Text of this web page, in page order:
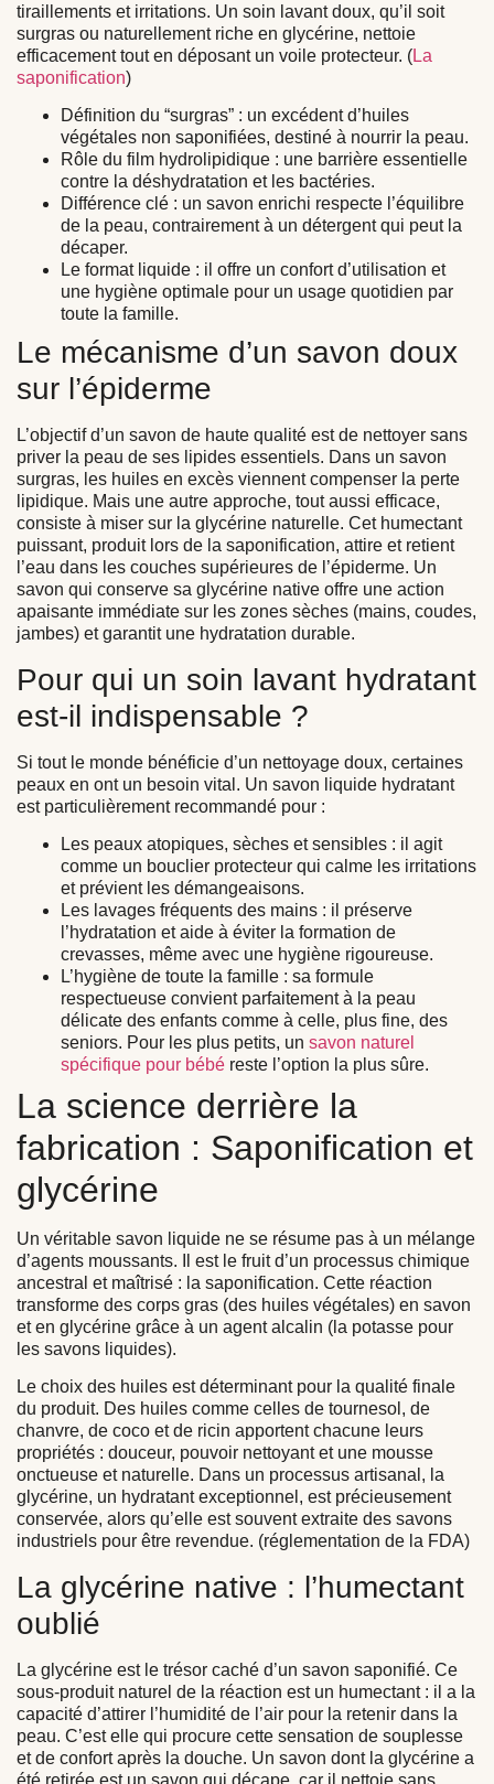
tiraillements et irritations. Un soin lavant doux, qu’il soit
surgras ou naturellement riche en glycérine, nettoie
efficacement tout en déposant un voile protecteur. (La
saponification)
Définition du “surgras” : un excédent d’huiles
végétales non saponifiées, destiné à nourrir la peau.
Rôle du film hydrolipidique : une barrière essentielle
contre la déshydratation et les bactéries.
Différence clé : un savon enrichi respecte l’équilibre
de la peau, contrairement à un détergent qui peut la
décaper.
Le format liquide : il offre un confort d’utilisation et
une hygiène optimale pour un usage quotidien par
toute la famille.
Le mécanisme d’un savon doux
sur l’épiderme
L’objectif d’un savon de haute qualité est de nettoyer sans
priver la peau de ses lipides essentiels. Dans un savon
surgras, les huiles en excès viennent compenser la perte
lipidique. Mais une autre approche, tout aussi efficace,
consiste à miser sur la glycérine naturelle. Cet humectant
puissant, produit lors de la saponification, attire et retient
l’eau dans les couches supérieures de l’épiderme. Un
savon qui conserve sa glycérine native offre une action
apaisante immédiate sur les zones sèches (mains, coudes,
jambes) et garantit une hydratation durable.
Pour qui un soin lavant hydratant
est-il indispensable ?
Si tout le monde bénéficie d’un nettoyage doux, certaines
peaux en ont un besoin vital. Un savon liquide hydratant
est particulièrement recommandé pour :
Les peaux atopiques, sèches et sensibles : il agit
comme un bouclier protecteur qui calme les irritations
et prévient les démangeaisons.
Les lavages fréquents des mains : il préserve
l’hydratation et aide à éviter la formation de
crevasses, même avec une hygiène rigoureuse.
L’hygiène de toute la famille : sa formule
respectueuse convient parfaitement à la peau
délicate des enfants comme à celle, plus fine, des
seniors. Pour les plus petits, un savon naturel
spécifique pour bébé reste l’option la plus sûre.
La science derrière la
fabrication : Saponification et
glycérine
Un véritable savon liquide ne se résume pas à un mélange
d’agents moussants. Il est le fruit d’un processus chimique
ancestral et maîtrisé : la saponification. Cette réaction
transforme des corps gras (des huiles végétales) en savon
et en glycérine grâce à un agent alcalin (la potasse pour
les savons liquides).
Le choix des huiles est déterminant pour la qualité finale
du produit. Des huiles comme celles de tournesol, de
chanvre, de coco et de ricin apportent chacune leurs
propriétés : douceur, pouvoir nettoyant et une mousse
onctueuse et naturelle. Dans un processus artisanal, la
glycérine, un hydratant exceptionnel, est précieusement
conservée, alors qu’elle est souvent extraite des savons
industriels pour être revendue. (réglementation de la FDA)
La glycérine native : l’humectant
oublié
La glycérine est le trésor caché d’un savon saponifié. Ce
sous-produit naturel de la réaction est un humectant : il a la
capacité d’attirer l’humidité de l’air pour la retenir dans la
peau. C’est elle qui procure cette sensation de souplesse
et de confort après la douche. Un savon dont la glycérine a
été retirée est un savon qui décape, car il nettoie sans